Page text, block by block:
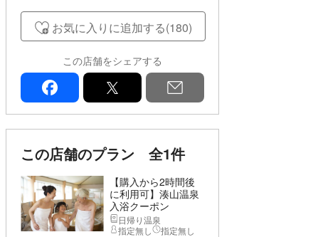
お気に入りに追加する(180)
この店舗をシェアする
facebook
この店舗のプラン 全1件
【購入から2時間後
に利用可】湊山温泉
入浴クーポン
日帰り温泉
指定無し
指定無し